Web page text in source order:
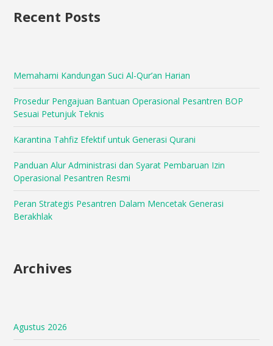
Recent Posts
Memahami Kandungan Suci Al-Qur’an Harian
Prosedur Pengajuan Bantuan Operasional Pesantren BOP
Sesuai Petunjuk Teknis
Karantina Tahfiz Efektif untuk Generasi Qurani
Panduan Alur Administrasi dan Syarat Pembaruan Izin
Operasional Pesantren Resmi
Peran Strategis Pesantren Dalam Mencetak Generasi
Berakhlak
Archives
Agustus 2026